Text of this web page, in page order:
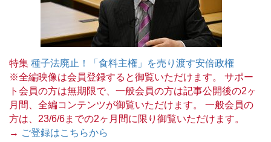
特集 種子法廃止！「食料主権」を売り渡す安倍政権
※全編映像は会員登録すると御覧いただけます。 サポー
ト会員の方は無期限で、一般会員の方は記事公開後の2ヶ
月間、全編コンテンツが御覧いただけます。 一般会員の
方は、23/6/6までの2ヶ月間に限り御覧いただけます。
→ ご登録はこちらから